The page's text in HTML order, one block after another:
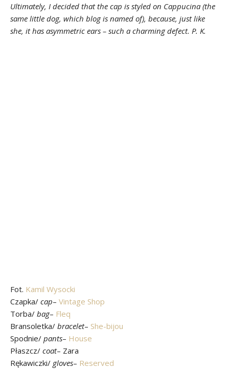
Ultimately, I decided that the cap is styled on Cappucina (the
same little dog, which blog is named of), because, just like
she, it has asymmetric ears – such a charming defect. P. K.
Fot. Kamil Wysocki
Czapka/ cap– Vintage Shop
Torba/ bag– Fleq
Bransoletka/ bracelet– She-bijou
Spodnie/ pants– House
Płaszcz/ coat– Zara
Rękawiczki/ gloves– Reserved